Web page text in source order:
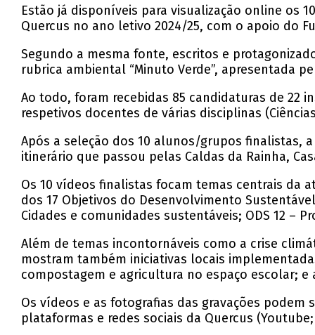
Estão já disponíveis para visualização online os
Quercus no ano letivo 2024/25, com o apoio do
Segundo a mesma fonte, escritos e
rubrica ambiental “Minuto Verde”, apresentada
Ao todo, foram recebidas 85 candidaturas de 22
respetivos docentes de várias disciplinas
Após a seleção dos 10 alunos/grupos finalistas,
itinerário que passou pelas Caldas da Rainha,
Os 10 vídeos finalistas focam temas centrais da
dos 17 Objetivos do Desenvolvimento
Cidades e comunidades sustentáveis; ODS 12 –
Além de temas incontornáveis como a crise
mostram também iniciativas locais
compostagem e agricultura no espaço escolar;
Os vídeos e as fotografias das gravações podem
plataformas e redes sociais da Quercus